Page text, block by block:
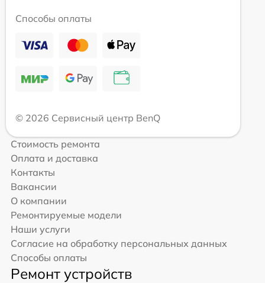
Способы оплаты
© 2026 Сервисный центр BenQ
Стоимость ремонта
Оплата и доставка
Контакты
Вакансии
О компании
Ремонтируемые модели
Наши услуги
Согласие на обработку персональных данных
Способы оплаты
Ремонт устройств